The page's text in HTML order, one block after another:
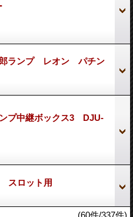
ランプ レオン パチン
プ中継ボックス3 DJU-
ロット用
(60件/337件)